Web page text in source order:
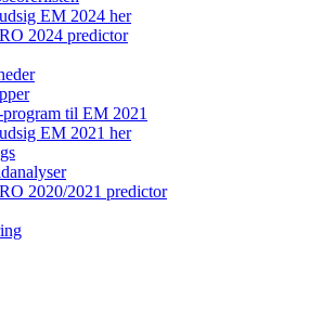
EM 2024 her
2024 predictor
til EM 2021
EM 2021 her
2020/2021 predictor